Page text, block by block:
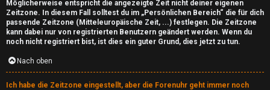
e
m
e
n
Möglicherweise entspricht die angezeigte Zeit nicht deiner eigenen
Zeitzone. In diesem Fall solltest du im „Persönlichen Bereich“ die für dich
passende Zeitzone (Mitteleuropäische Zeit, ...) festlegen. Die Zeitzone
kann dabei nur von registrierten Benutzern geändert werden. Wenn du
noch nicht registriert bist, ist dies ein guter Grund, dies jetzt zu tun.
Nach oben
Ich habe die Zeitzone eingestellt, aber die Forenuhr geht immer noch
m
e
i
n